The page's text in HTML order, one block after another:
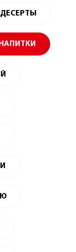
ДЕСЕРТЫ
НАПИТКИ